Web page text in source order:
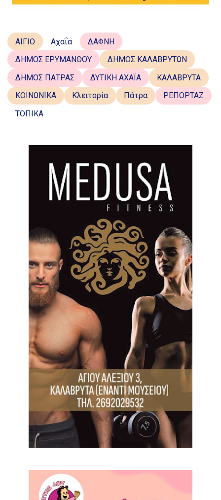
ΑΙΓΙΟ Αχαΐα
ΔΑΦΝΗ
ΔΗΜΟΣ ΕΡΥΜΑΝΘΟΥ
ΔΗΜΟΣ ΚΑΛΑΒΡΥΤΩΝ
ΔΗΜΟΣ ΠΑΤΡΑΣ
ΔΥΤΙΚΗ ΑΧΑΪΑ
ΚΑΛΑΒΡΥΤΑ
ΚΟΙΝΩΝΙΚΑ
Κλειτορία Πάτρα
ΡΕΠΟΡΤΑΖ
ΤΟΠΙΚΑ